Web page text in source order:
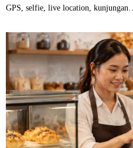
GPS, selfie, live location, kunjungan…